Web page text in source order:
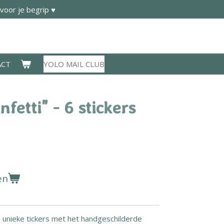
je begrip ♥
YOLO MAIL CLUB
- 6 stickers
tickers met het handgeschilderde